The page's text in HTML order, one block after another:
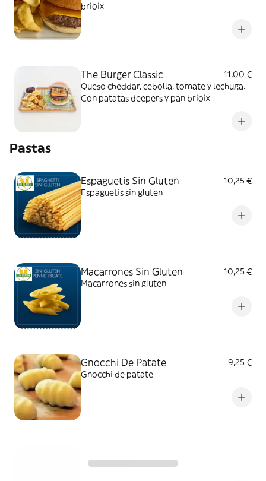
brioix
The Burger Classic
11,00 €
Queso cheddar, cebolla, tomate y lechuga.
Con patatas deepers y pan brioix
Pastas
Espaguetis Sin Gluten
10,25 €
Espaguetis sin gluten
Macarrones Sin Gluten
10,25 €
Macarrones sin gluten
Gnocchi De Patate
9,25 €
Gnocchi de patate
Macarrones